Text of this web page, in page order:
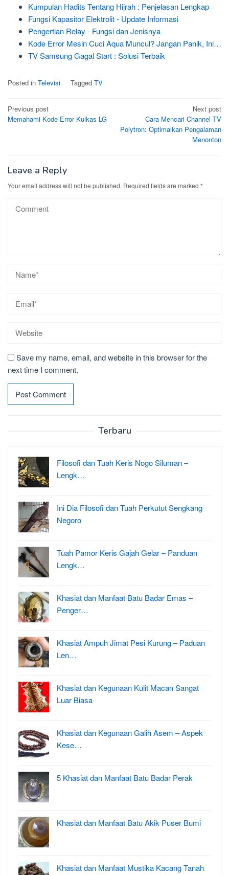
Kumpulan Hadits Tentang Hijrah : Penjelasan Lengkap
Fungsi Kapasitor Elektrolit - Update Informasi
Pengertian Relay - Fungsi dan Jenisnya
Kode Error Mesin Cuci Aqua Muncul? Jangan Panik, Ini…
TV Samsung Gagal Start : Solusi Terbaik
Posted in Televisi Tagged TV
Post
navigation
Previous post
Memahami Kode Error Kulkas LG
Next post
Cara Mencari Channel TV
Polytron: Optimalkan Pengalaman
Menonton
Leave a Reply
Your email address will not be published. Required fields are marked *
Save my name, email, and website in this browser for the
next time I comment.
Terbaru
Filosofi dan Tuah Keris Nogo Siluman –
Lengk…
Ini Dia Filosofi dan Tuah Perkutut Sengkang
Negoro
Tuah Pamor Keris Gajah Gelar – Panduan
Lengk…
Khasiat dan Manfaat Batu Badar Emas –
Penger…
Khasiat Ampuh Jimat Pesi Kurung – Paduan
Len…
Khasiat dan Kegunaan Kulit Macan Sangat
Luar Biasa
Khasiat dan Kegunaan Galih Asem – Aspek
Kese…
5 Khasiat dan Manfaat Batu Badar Perak
Khasiat dan Manfaat Batu Akik Puser Bumi
Khasiat dan Manfaat Mustika Kacang Tanah